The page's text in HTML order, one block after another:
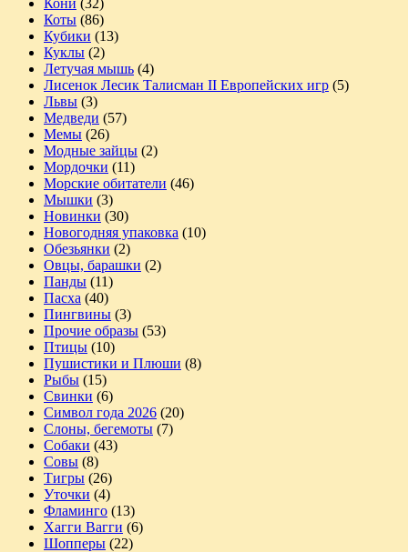
Коты (86)
Кубики (13)
Куклы (2)
Летучая мышь (4)
Лисенок Лесик Талисман II Европейских игр (5)
Львы (3)
Медведи (57)
Мемы (26)
Модные зайцы (2)
Мордочки (11)
Морские обитатели (46)
Мышки (3)
Новинки (30)
Новогодняя упаковка (10)
Обезьянки (2)
Овцы, барашки (2)
Панды (11)
Пасха (40)
Пингвины (3)
Прочие образы (53)
Птицы (10)
Пушистики и Плюши (8)
Рыбы (15)
Свинки (6)
Символ года 2026 (20)
Слоны, бегемоты (7)
Собаки (43)
Совы (8)
Тигры (26)
Уточки (4)
Фламинго (13)
Хагги Вагги (6)
Шопперы (22)